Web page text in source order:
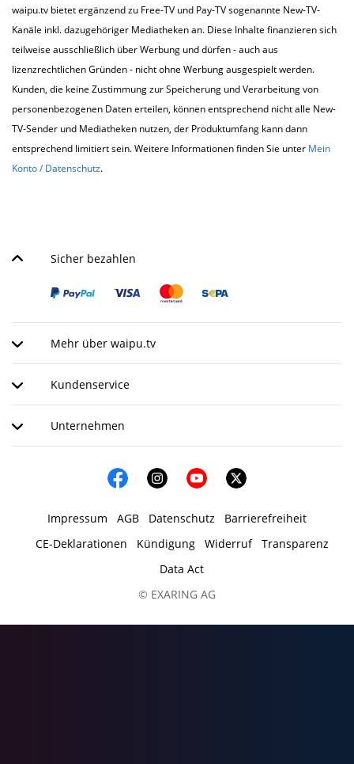
waipu.tv bietet ergänzend zu Free-TV und Pay-TV sogenannte New-TV-
Kanäle inkl. dazugehöriger Mediatheken an. Diese Inhalte finanzieren sich
teilweise ausschließlich über Werbung und dürfen - auch aus
lizenzrechtlichen Gründen - nicht ohne Werbung ausgespielt werden.
Kunden, die keine Zustimmung zur Speicherung und Verarbeitung von
personenbezogenen Daten erteilen, können entsprechend nicht alle New-
TV-Sender und Mediatheken nutzen, der Produktumfang kann dann
entsprechend limitiert sein. Weitere Informationen finden Sie unter Mein
Konto / Datenschutz.
Sicher bezahlen
Mehr über waipu.tv
Kundenservice
Unternehmen
Impressum AGB Datenschutz
Barrierefreiheit
CE-Deklarationen
Kündigung Widerruf
Transparenz
Data Act
© EXARING AG